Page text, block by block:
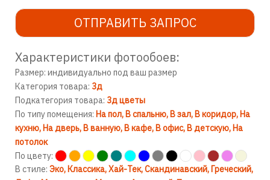
ОТПРАВИТЬ ЗАПРОС
Характеристики фотообоев:
Размер: индивидуально под ваш размер
Категория товара: 3д
Подкатегория товара: 3д цветы
По типу помещения: На пол В спальню В зал В коридор На
кухню На дверь В ванную В кафе В офис В детскую На
потолок
По цвету:
В стиле: Эко Классика Хай-Тек Скандинавский Греческий